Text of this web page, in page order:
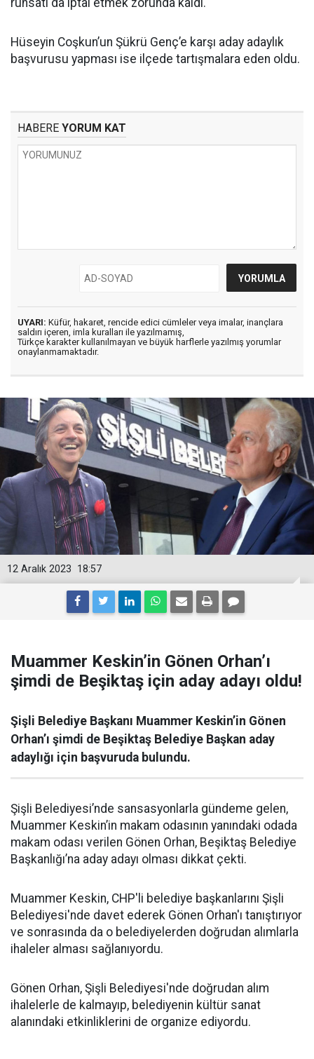
ruhsatı da iptal etmek zorunda kaldı.
Hüseyin Coşkun’un Şükrü Genç’e karşı aday adaylık
başvurusu yapması ise ilçede tartışmalara eden oldu.
HABERE YORUM KAT
UYARI: Küfür, hakaret, rencide edici cümleler veya imalar, inançlara
saldırı içeren, imla kuralları ile yazılmamış,
Türkçe karakter kullanılmayan ve büyük harflerle yazılmış yorumlar
onaylanmamaktadır.
18:57
12 Aralık 2023
Muammer Keskin’in Gönen Orhan’ı
şimdi de Beşiktaş için aday adayı oldu!
Şişli Belediye Başkanı Muammer Keskin’in Gönen
Orhan’ı şimdi de Beşiktaş Belediye Başkan aday
adaylığı için başvuruda bulundu.
Şişli Belediyesi’nde sansasyonlarla gündeme gelen,
Muammer Keskin’in makam odasının yanındaki odada
makam odası verilen Gönen Orhan, Beşiktaş Belediye
Başkanlığı’na aday adayı olması dikkat çekti.
Muammer Keskin, CHP'li belediye başkanlarını Şişli
Belediyesi'nde davet ederek Gönen Orhan'ı tanıştırıyor
ve sonrasında da o belediyelerden doğrudan alımlarla
ihaleler alması sağlanıyordu.
Gönen Orhan, Şişli Belediyesi'nde doğrudan alım
ihalelerle de kalmayıp, belediyenin kültür sanat
alanındaki etkinliklerini de organize ediyordu.